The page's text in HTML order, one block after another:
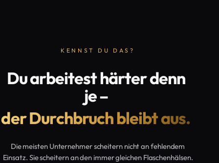
KENNST DU DAS?
Du arbeitest härter denn
je –
der Durchbruch bleibt aus.
Die meisten Unternehmer scheitern nicht an fehlendem
Einsatz. Sie scheitern an den immer gleichen Flaschenhälsen.